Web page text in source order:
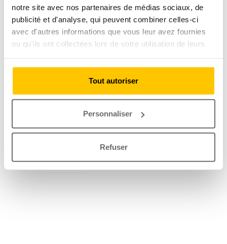
notre site avec nos partenaires de médias sociaux, de
publicité et d'analyse, qui peuvent combiner celles-ci
avec d'autres informations que vous leur avez fournies
ou qu'ils ont collectées lors de votre utilisation de leurs
Tout autoriser
Personnaliser
Refuser